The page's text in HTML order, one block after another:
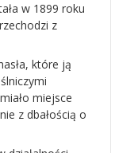
w 1899 roku
z
które ją
miejsce
z dbałością o